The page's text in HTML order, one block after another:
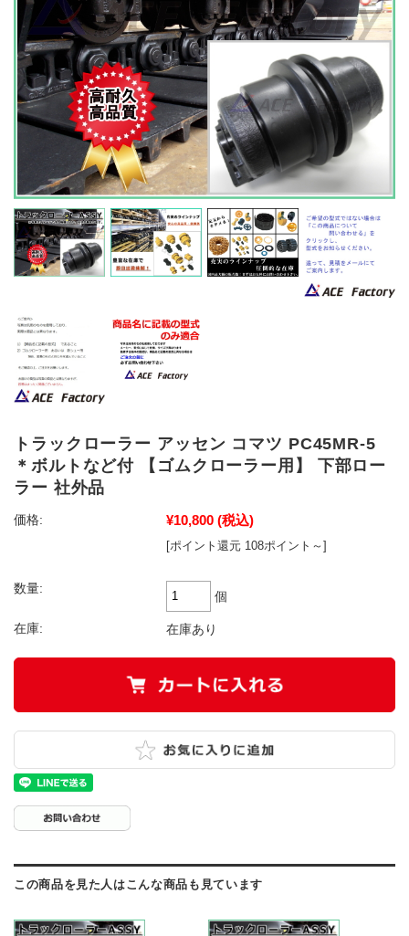
トラックローラー アッセン コマツ PC45MR-5
＊ボルトなど付 【ゴムクローラー用】 下部ロー
ラー 社外品
価格: ¥10,800 (税込)
[ポイント還元 108ポイント～]
数量:
個
在庫: 在庫あり
この商品を見た人はこんな商品も見ています